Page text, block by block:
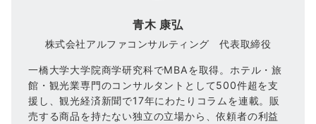
青木 康弘
株式会社アルファコンサルティング 代表取締役
一橋大学大学院商学研究科でMBAを取得。ホテル・旅
館・観光業専門のコンサルタントとして500件超を支
援し、観光経済新聞で17年にわたりコラムを連載。販
売する商品を持たない独立の立場から、依頼者の利益